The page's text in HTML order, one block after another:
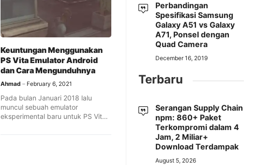
Keuntungan Menggunakan
PS Vita Emulator Android
dan Cara Mengunduhnya
Ahmad February 6, 2021
Pada bulan Januari 2018 lalu
muncul sebuah emulator
eksperimental baru untuk PS Vita
Perbandingan
Spesifikasi Samsung
Galaxy A51 vs Galaxy
A71, Ponsel dengan
Quad Camera
December 16, 2019
Terbaru
Serangan Supply Chain
npm: 860+ Paket
Terkompromi dalam 4
Jam, 2 Miliar+
Download Terdampak
August 5, 2026